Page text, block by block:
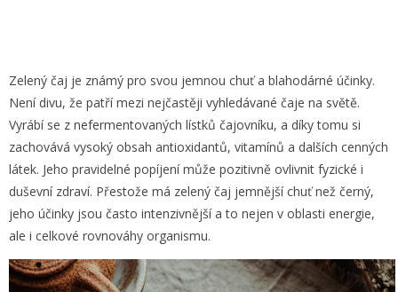
Zelený čaj je známý pro svou jemnou chuť a blahodárné účinky.
Není divu, že patří mezi nejčastěji vyhledávané čaje na světě.
Vyrábí se z nefermentovaných lístků čajovníku, a díky tomu si
zachovává vysoký obsah antioxidantů, vitamínů a dalších cenných
látek. Jeho pravidelné popíjení může pozitivně ovlivnit fyzické i
duševní zdraví. Přestože má zelený čaj jemnější chuť než černý,
jeho účinky jsou často intenzivnější a to nejen v oblasti energie,
ale i celkové rovnováhy organismu.